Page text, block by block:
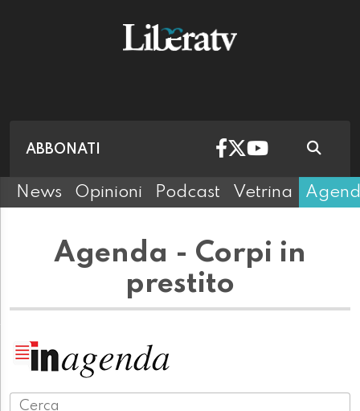
ABBONATI
News Opinioni Podcast Vetrina
Agenda - Corpi in
prestito